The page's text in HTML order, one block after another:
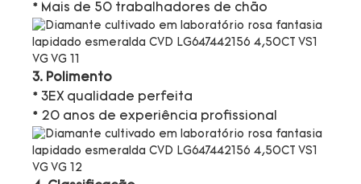
* Mais de 50 trabalhadores de chão
3. Polimento
* 3EX qualidade perfeita
* 20 anos de experiência profissional